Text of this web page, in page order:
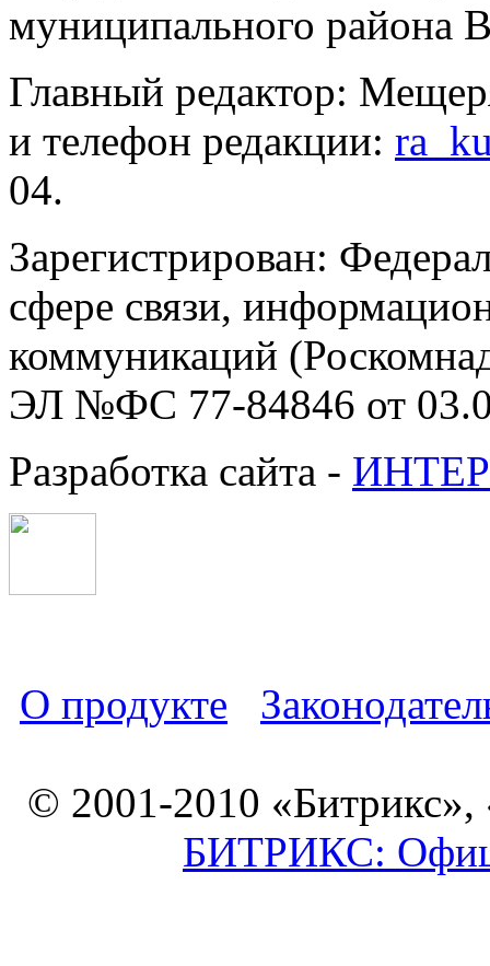
муниципального района
Главный редактор:
и телефон редакции:
04.
Зарегистрирован:
сфере связи,
коммуникаций
ЭЛ №ФС 77-84846 от
Разработка сайта -
О продукте
© 2001-2010 «Битрикс»,
БИТРИКС: